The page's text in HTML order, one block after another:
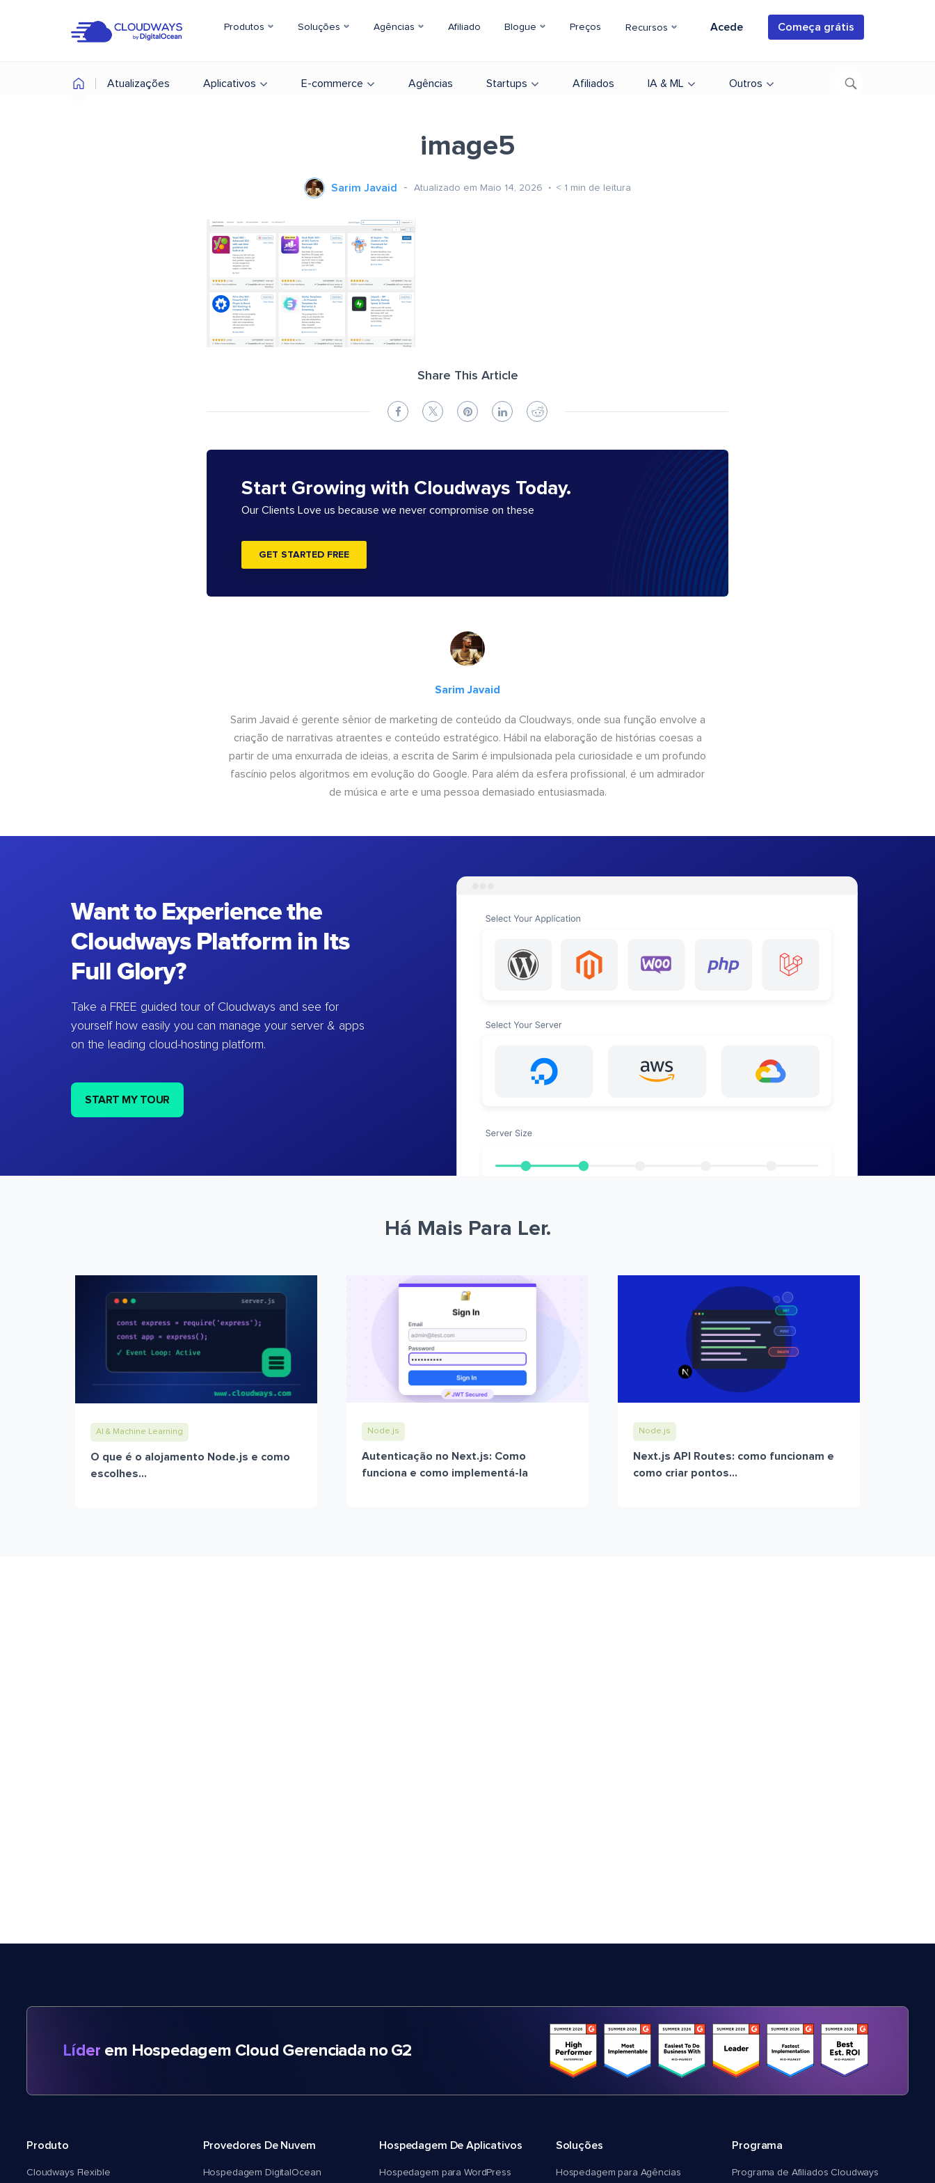
Produtos Soluções Agências Afiliado Blogue Preços Recursos Acede Começa grátis
Atualizações Aplicativos E-commerce Agências Startups Afiliados IA & ML Outros
image5
Sarim Javaid Atualizado em Maio 14, 2026 < 1 min de leitura
Share This Article
Start Growing with Cloudways Today.
Our Clients Love us because we never compromise on these
GET STARTED FREE
Sarim Javaid
Sarim Javaid é gerente sênior de marketing de conteúdo da Cloudways, onde sua função envolve a
criação de narrativas atraentes e conteúdo estratégico. Hábil na elaboração de histórias coesas a
partir de uma enxurrada de ideias, a escrita de Sarim é impulsionada pela curiosidade e um profundo
fascínio pelos algoritmos em evolução do Google. Para além da esfera profissional, é um admirador
de música e arte e uma pessoa demasiado entusiasmada.
Want to Experience the
Cloudways Platform in Its
Full Glory?
Take a FREE guided tour of Cloudways and see for
yourself how easily you can manage your server & apps
on the leading cloud-hosting platform.
START MY TOUR
Há Mais Para Ler.
AI & Machine Learning
O que é o alojamento Node.js e como
escolhes...
Node.js
Autenticação no Next.js: Como
funciona e como implementá-la
Node.js
Next.js API Routes: como funcionam e
como criar pontos...
Líder em Hospedagem Cloud Gerenciada no G2
Produto
Cloudways Flexible
Provedores De Nuvem
Hospedagem DigitalOcean
Hospedagem De Aplicativos
Hospedagem para WordPress
Soluções
Hospedagem para Agências
Programa
Programa de Afiliados Cloudways